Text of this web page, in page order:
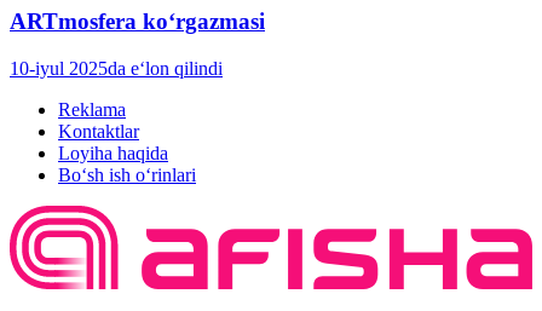
ARTmosfera koʻrgazmasi
10-iyul 2025da e‘lon qilindi
Reklama
Kontaktlar
Loyiha haqida
Bo‘sh ish o‘rinlari